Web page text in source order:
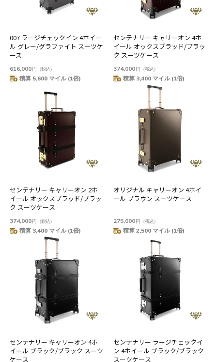
007 ラージチェックイン 4ホイー
ル グレー/グラファイト スーツケ
ース
616,000円 （税込）
積算 5,600 マイル (1倍)
センテナリー キャリーオン 4ホ
イール オックスブラッド/ブラッ
ク スーツケース
374,000円 （税込）
積算 3,400 マイル (1倍)
センテナリー キャリーオン 2ホ
イール オックスブラッド/ブラッ
ク スーツケース
374,000円 （税込）
積算 3,400 マイル (1倍)
オリジナル キャリーオン 4ホイ
ール ブラウン スーツケース
275,000円 （税込）
積算 2,500 マイル (1倍)
センテナリー キャリーオン 4ホ
イール ブラック/ブラック スーツ
ケース
センテナリー ラージチェックイ
ン 4ホイール ブラック/ブラック
スーツケース